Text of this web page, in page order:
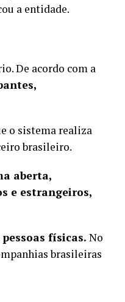
a entidade.
De acordo com a
o sistema realiza
brasileiro.
aberta,
e estrangeiros,
físicas. No
brasileiras